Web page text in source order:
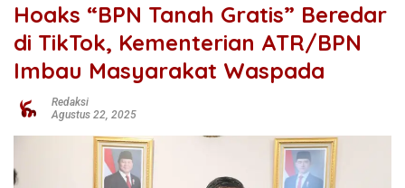
Hoaks “BPN Tanah Gratis” Beredar
di TikTok, Kementerian ATR/BPN
Imbau Masyarakat Waspada
Redaksi
Agustus 22, 2025